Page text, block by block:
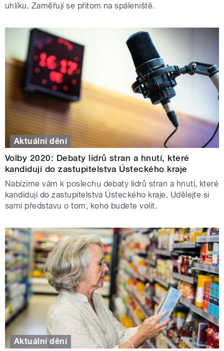
uhlíku. Zaměřují se přitom na spáleniště.
Aktuální dění
Volby 2020: Debaty lídrů stran a hnutí, které
kandidují do zastupitelstva Ústeckého kraje
Nabízíme vám k poslechu debaty lídrů stran a hnutí, které
kandidují do zastupitelstva Ústeckého kraje. Udělejte si
sami představu o tom, koho budete volit.
Aktuální dění